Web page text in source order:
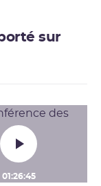
sur
01:26:45